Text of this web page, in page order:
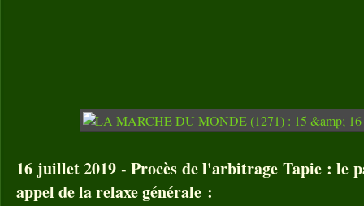
16 juillet 2019 - Procès de l'arbitrage Tapie : le
appel de la relaxe générale :